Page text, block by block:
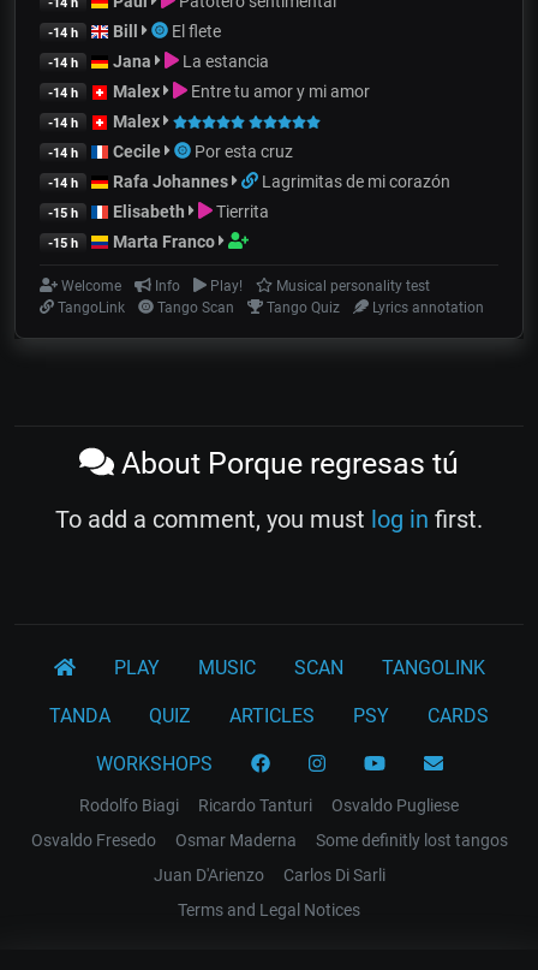
-14 h Bill El flete
-14 h Jana La estancia
-14 h Malex Entre tu amor y mi amor
-14 h Malex
-14 h Cecile Por esta cruz
-14 h Rafa Johannes Lagrimitas de mi corazón
-15 h Elisabeth Tierrita
-15 h Marta Franco
Welcome Info Play!
Musical personality test
TangoLink
Tango Scan Tango Quiz Lyrics annotation
About Porque regresas tú
To add a comment, you must log in first.
PLAY MUSIC SCAN TANGOLINK
TANDA QUIZ ARTICLES PSY CARDS
WORKSHOPS
Rodolfo Biagi Ricardo Tanturi
Osvaldo Pugliese
Osvaldo Fresedo
Osmar Maderna
Some definitly lost tangos
Juan D'Arienzo
Carlos Di Sarli
Terms and Legal Notices